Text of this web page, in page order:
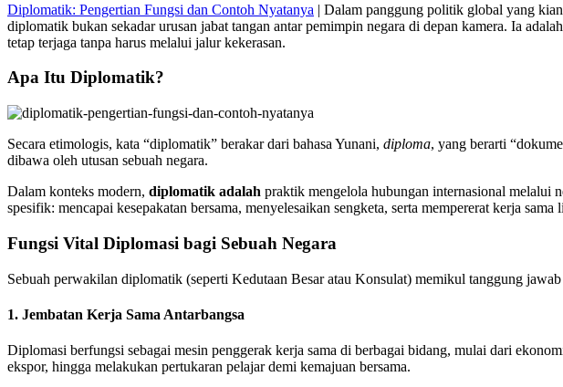
Diplomatik: Pengertian Fungsi dan Contoh Nyatanya | Dalam panggung politik global yang
diplomatik bukan sekadar urusan jabat tangan antar pemimpin negara di depan kamera. Ia
tetap terjaga tanpa harus melalui jalur kekerasan.
Apa Itu Diplomatik?
Secara etimologis, kata “diplomatik” berakar dari bahasa Yunani, diploma, yang berarti
dibawa oleh utusan sebuah negara.
Dalam konteks modern, diplomatik adalah praktik mengelola hubungan internasional melalui
spesifik: mencapai kesepakatan bersama, menyelesaikan sengketa, serta mempererat kerja
Fungsi Vital Diplomasi bagi Sebuah Negara
Sebuah perwakilan diplomatik (seperti Kedutaan Besar atau Konsulat) memikul tanggung
1. Jembatan Kerja Sama Antarbangsa
Diplomasi berfungsi sebagai mesin penggerak kerja sama di berbagai bidang, mulai dari
ekspor, hingga melakukan pertukaran pelajar demi kemajuan bersama.